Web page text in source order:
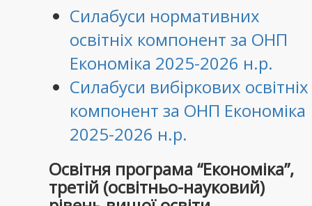
Силабуси нормативних
освітніх компонент за ОНП
Економіка 2025-2026 н.р.
Силабуси вибіркових освітніх
компонент за ОНП Економіка
2025-2026 н.р.
Освітня програма “Економіка”,
третій (освітньо-науковий)